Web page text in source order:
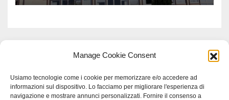
Manage Cookie Consent
Usiamo tecnologie come i cookie per memorizzare e/o accedere ad
informazioni sul dispositivo. Lo facciamo per migliorare l'esperienza di
navigazione e mostrare annunci personalizzati. Fornire il consenso a